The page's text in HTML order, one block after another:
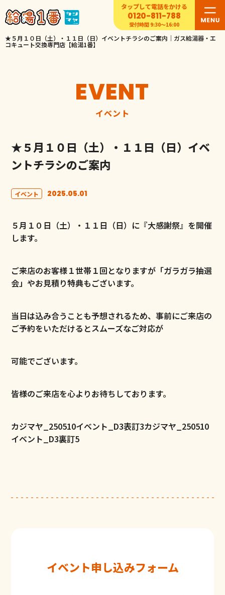
★５月１０日（土）・１１日（日）イベントチラシのご案内｜ガス給湯器・エ
コキュート交換専門店【給湯1番】
EVENT
イベント
★５月１０日（土）・１１日（日）イベ
ントチラシのご案内
イベント 2025.05.01
５月１０日（土）・１１日（日）に『大感謝祭』を開催
します。
ご来店のお客様１世帯１回となりますが「ガラガラ抽選
会」やお見積り特典もございます。
当日は込み合うことも予想されるため、事前にご来店の
ご予約をいただけるとスムーズなご対応が
可能でございます。
皆様のご来店を心よりお待ちしております。
カジマヤ_250510イベント_D3表訂3カジマヤ_250510
イベント_D3裏訂5
イベント申し込みフォーム
タップして電話をかける
0120-811-788
受付時間 9:30〜16:00